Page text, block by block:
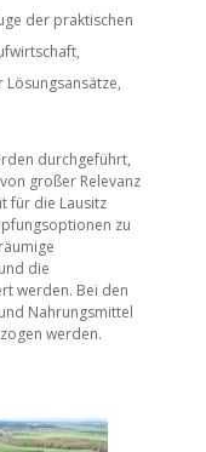
der praktischen
durchgeführt,
großer Relevanz
für die Lausitz
zu
die
werden. Bei den
Nahrungsmittel
werden.